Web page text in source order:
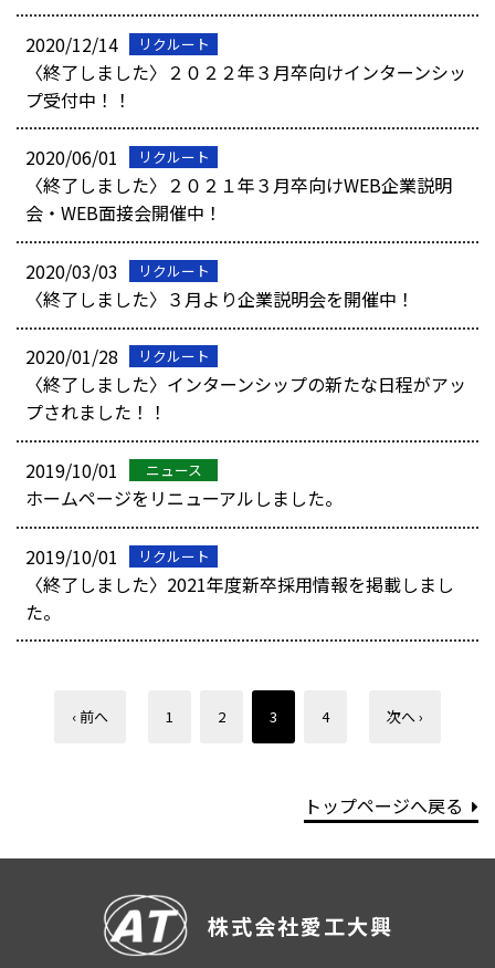
2020/12/14 リクルート
〈終了しました〉２０２２年３月卒向けインターンシッ
プ受付中！！
2020/06/01 リクルート
〈終了しました〉２０２１年３月卒向けWEB企業説明
会・WEB面接会開催中！
2020/03/03 リクルート
〈終了しました〉３月より企業説明会を開催中！
2020/01/28 リクルート
〈終了しました〉インターンシップの新たな日程がアッ
プされました！！
2019/10/01 ニュース
ホームページをリニューアルしました。
2019/10/01 リクルート
〈終了しました〉2021年度新卒採用情報を掲載しまし
た。
‹ 前へ 1 2 3 4 次へ ›
トップページへ戻る
株式会社愛工大興